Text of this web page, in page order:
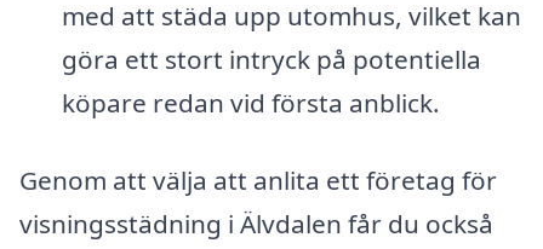
med att städa upp utomhus, vilket kan
göra ett stort intryck på potentiella
köpare redan vid första anblick.
Genom att välja att anlita ett företag för
visningsstädning i Älvdalen får du också